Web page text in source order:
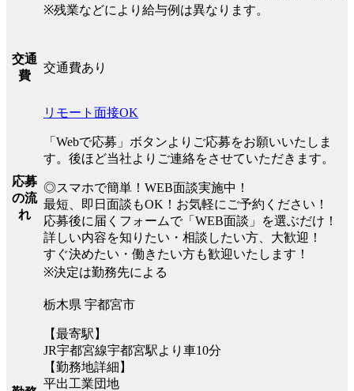
※残業などにより給与例は異なります。
交通
費
交通費あり
応募
の流
れ
リモート面接OK
「Webで応募」ボタンよりご応募をお願いいたしま
す。後ほど当社よりご連絡をさせていただきます。
◎スマホで簡単！WEB面談実施中！
最短、即日面談もOK！お気軽にご予約ください！
応募後に届くフォームで「WEB面談」を選ぶだけ！
詳しい内容を知りたい・相談したい方、大歓迎！
すぐ決めたい・働きたい方も歓迎いたします！
※決定は勤務先による
栃木県 宇都宮市
【最寄駅】
JR宇都宮線宇都宮駅より車10分
【勤務地詳細】
平出工業団地